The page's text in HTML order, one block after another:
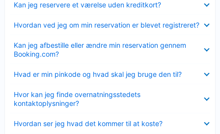
Kan jeg reservere et værelse uden kreditkort?
Hvordan ved jeg om min reservation er blevet registreret?
Kan jeg afbestille eller ændre min reservation gennem
Booking.com?
Hvad er min pinkode og hvad skal jeg bruge den til?
Hvor kan jeg finde overnatningsstedets
kontaktoplysninger?
Hvordan ser jeg hvad det kommer til at koste?